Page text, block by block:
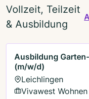
Vollzeit, Teilzeit
& Ausbildung
Ausbildung
(m/w/d)
Leichlingen
Vivawest